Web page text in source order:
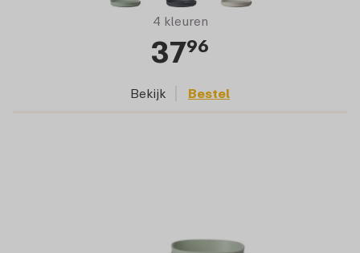
4 kleuren
3796
Bekijk Bestel